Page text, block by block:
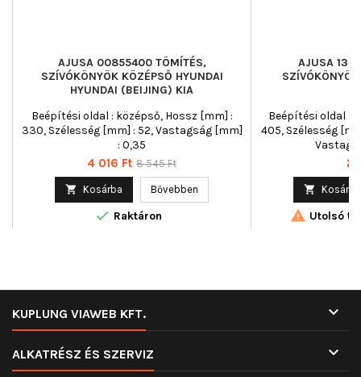
AJUSA 00855400 TÖMÍTÉS,
SZÍVÓKÖNYÖK KÖZÉPSŐ HYUNDAI
HYUNDAI (BEIJING) KIA
Beépítési oldal : középső, Hossz [mm] :
330, Szélesség [mm] : 52, Vastagság [mm]
: 0,35
Ár
4 016 Ft Normál
8 545 Ft
 Kosárba Bővebben
 Raktáron
AJUSA
Beépítési oldal :
405, Szélesség
Ár2
 Kosárba
 Utolsó
KUPLUNG VIAWEB KFT. 
ALKATRÉSZ ÉS SZERVIZ 